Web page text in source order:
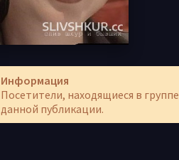
Информация
Посетители, находящиеся в группе
данной публикации.